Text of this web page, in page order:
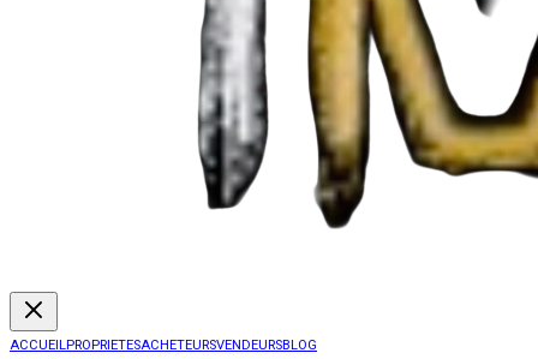
ACCUEILPROPRIETESACHETEURSVENDEURSBLOG